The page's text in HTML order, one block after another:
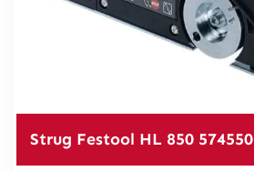
Strug Festool HL 850 574550